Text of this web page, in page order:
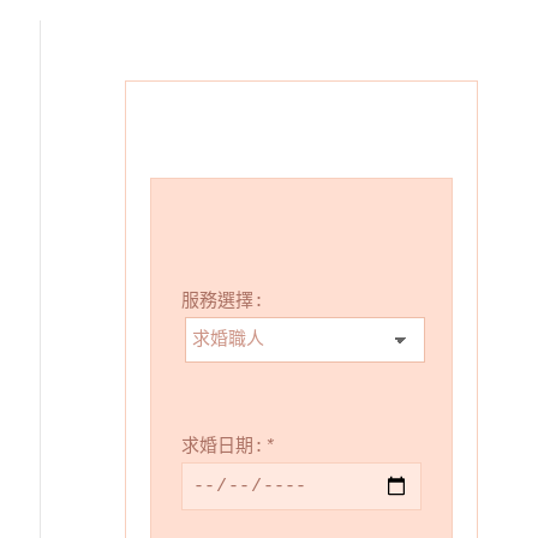
服務選擇:
求婚日期: *